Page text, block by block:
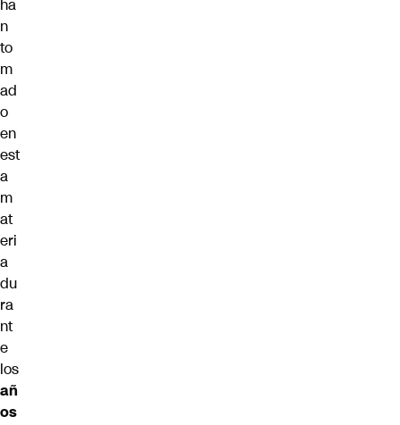
ha
n
to
m
ad
o
en
est
a
m
at
eri
a
du
ra
nt
e
los
añ
os